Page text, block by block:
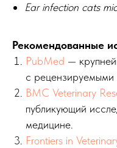
Ear infection cats
Рекомендованные
PubMed —
с рецензируемыми
BMC Veterinary
публикующий
медицине.
Frontiers in